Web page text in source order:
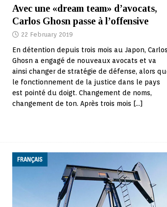
Avec une «dream team» d’avocats,
Carlos Ghosn passe à l’offensive
22 February 2019
En détention depuis trois mois au Japon, Carlos
Ghosn a engagé de nouveaux avocats et va
ainsi changer de stratégie de défense, alors
le fonctionnement de la justice dans le pays
est pointé du doigt. Changement de noms,
changement de ton. Après trois mois […]
FRANÇAIS